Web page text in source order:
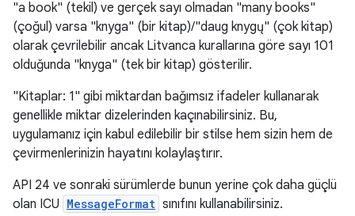
"a book" (tekil) ve gerçek sayı olmadan "many books"
(çoğul) varsa "knyga" (bir kitap)/"daug knygų" (çok kitap)
olarak çevrilebilir ancak Litvanca kurallarına göre sayı 101
olduğunda "knyga" (tek bir kitap) gösterilir.
"Kitaplar: 1" gibi miktardan bağımsız ifadeler kullanarak
genellikle miktar dizelerinden kaçınabilirsiniz. Bu,
uygulamanız için kabul edilebilir bir stilse hem sizin hem de
çevirmenlerinizin hayatını kolaylaştırır.
API 24 ve sonraki sürümlerde bunun yerine çok daha güçlü
olan ICU MessageFormat sınıfını kullanabilirsiniz.